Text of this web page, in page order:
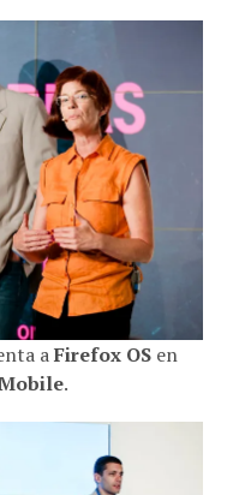
aFirefox OS en
.